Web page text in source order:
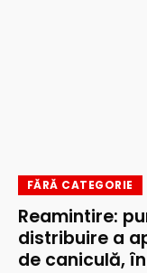
FĂRĂ CATEGORIE
Reamintire:
distribuire a
de caniculă,